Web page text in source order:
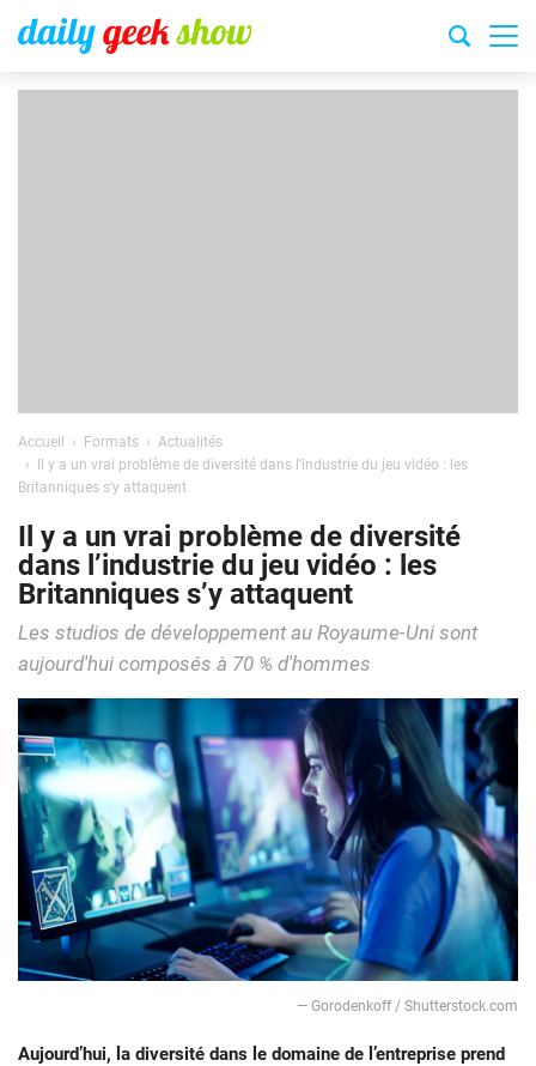
Accueil Formats
Actualités
Il y a un vrai problème de diversité dans l’industrie du jeu vidéo : les
Britanniques s’y attaquent
Il y a un vrai problème de diversité
dans l’industrie du jeu vidéo : les
Britanniques s’y attaquent
Les studios de développement au Royaume-Uni sont
aujourd'hui composés à 70 % d'hommes
— Gorodenkoff / Shutterstock.com
Aujourd’hui, la diversité dans le domaine de l’entreprise prend